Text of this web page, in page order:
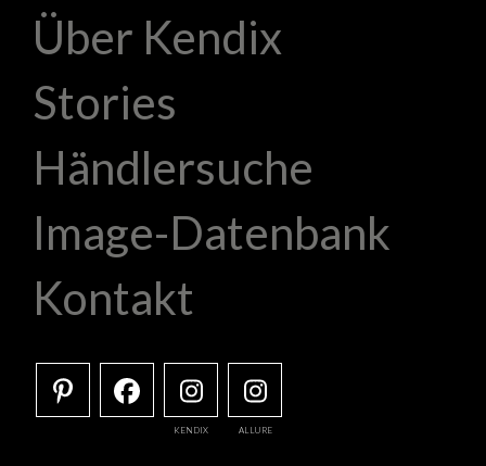
Über Kendix
Stories
Händlersuche
Image-Datenbank
Kontakt
KENDIX ALLURE